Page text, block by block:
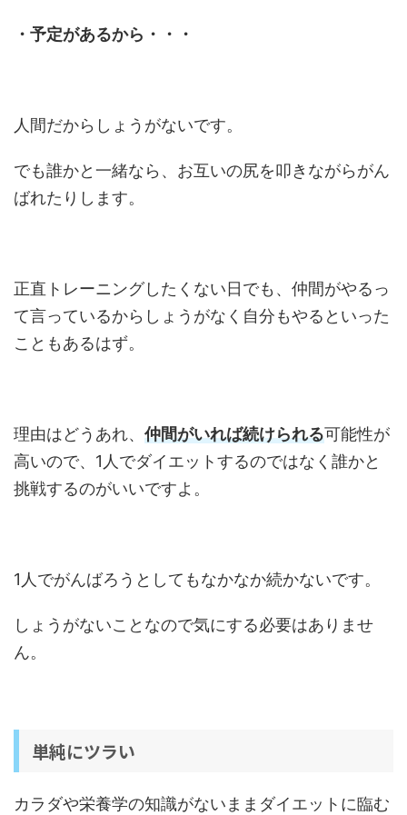
・予定があるから・・・
人間だからしょうがないです。
でも誰かと一緒なら、お互いの尻を叩きながらがん
ばれたりします。
正直トレーニングしたくない日でも、仲間がやるっ
て言っているからしょうがなく自分もやるといった
こともあるはず。
理由はどうあれ、 仲間がいれば続けられる可能性が
高いので、1人でダイエットするのではなく誰かと
挑戦するのがいいですよ。
1人でがんばろうとしてもなかなか続かないです。
しょうがないことなので気にする必要はありませ
ん。
単純にツラい
カラダや栄養学の知識がないままダイエットに臨む